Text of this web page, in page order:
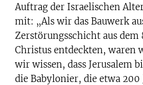
Auftrag der Israelischen
mit: „Als wir das Bauwerk
Zerstörungsschicht aus dem
Christus entdeckten, waren
wir wissen, dass Jerusalem
die Babylonier, die etwa 200